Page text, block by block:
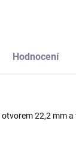
Hodnocení
22,2 mm